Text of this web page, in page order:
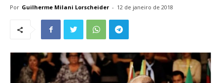
Por Guilherme Milani Lorscheider - 12 de janeiro de 2018